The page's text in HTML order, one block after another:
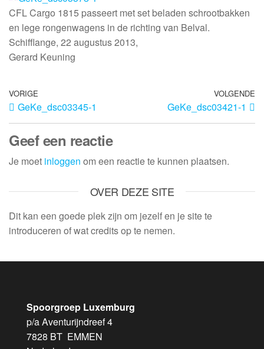
CFL Cargo 1815 passeert met set beladen schrootbakken
en lege rongenwagens in de richting van Belval.
Schifflange, 22 augustus 2013,
Gerard Keuning
VORIGE
GeKe_dsc03345-1
VOLGENDE
GeKe_dsc03421-1
Geef een reactie
Je moet inloggen om een reactie te kunnen plaatsen.
OVER DEZE SITE
Dit kan een goede plek zijn om jezelf en je site te
introduceren of wat credits op te nemen.
Spoorgroep Luxemburg
p/a Aventurijndreef 4
7828 BT EMMEN